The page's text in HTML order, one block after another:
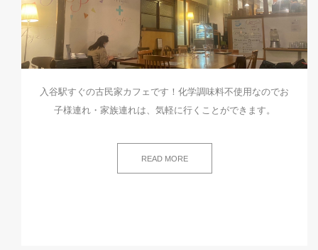
入谷駅すぐの古民家カフェです！化学調味料不使用なのでお
子様連れ・家族連れは、気軽に行くことができます。
READ MORE